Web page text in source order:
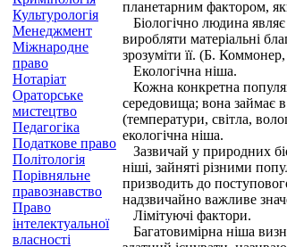
Культурологія
Менеджмент
Міжнародне
право
Нотаріат
Ораторське
мистецтво
Педагогіка
Податкове право
Політологія
Порівняльне
правознавство
Право
інтелектуальної
власності
планетарним фактором,
Біологічно людина
виробляти матеріальні
зрозуміти її. (Б.
Екологічна ніша.
Кожна конкретна
середовища; вона займає
(температури, світла,
екологічна ніша.
Зазвичай у природних
ніші, зайняті різними
призводить до
надзвичайно важливе
Лімітуючі фактори.
Багатовимірна ніша